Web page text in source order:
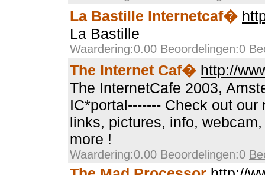
La Bastille Internetcaf�
La Bastille
Waardering:0.00 Beoordelingen:0
The Internet Caf� http://
The InternetCafe 2003,
IC*portal------- Check out
links, pictures, info,
more !
Waardering:0.00 Beoordelingen:0